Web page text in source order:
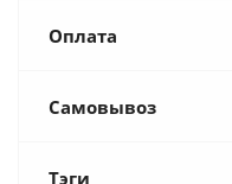
Оплата
Самовывоз
Тэги